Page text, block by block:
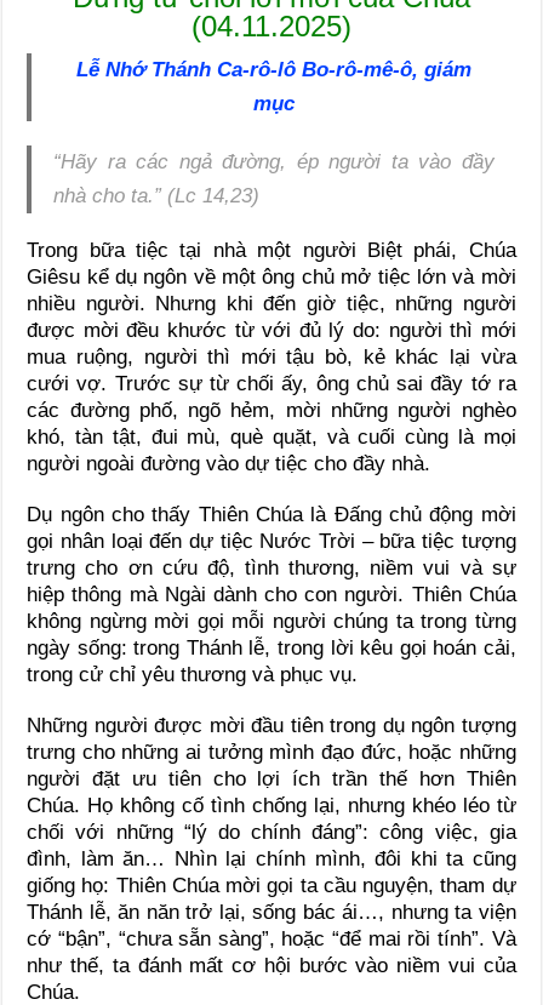
(04.11.2025)
Lễ Nhớ Thánh Ca-rô-lô Bo-rô-mê-ô, giám
mục
“Hãy ra các ngả đường, ép người ta vào đầy
nhà cho ta.” (Lc 14,23)
Trong bữa tiệc tại nhà một người Biệt phái, Chúa
Giêsu kể dụ ngôn về một ông chủ mở tiệc lớn và mời
nhiều người. Nhưng khi đến giờ tiệc, những người
được mời đều khước từ với đủ lý do: người thì mới
mua ruộng, người thì mới tậu bò, kẻ khác lại vừa
cưới vợ. Trước sự từ chối ấy, ông chủ sai đầy tớ ra
các đường phố, ngõ hẻm, mời những người nghèo
khó, tàn tật, đui mù, què quặt, và cuối cùng là mọi
người ngoài đường vào dự tiệc cho đầy nhà.
Dụ ngôn cho thấy Thiên Chúa là Đấng chủ động mời
gọi nhân loại đến dự tiệc Nước Trời – bữa tiệc tượng
trưng cho ơn cứu độ, tình thương, niềm vui và sự
hiệp thông mà Ngài dành cho con người. Thiên Chúa
không ngừng mời gọi mỗi người chúng ta trong từng
ngày sống: trong Thánh lễ, trong lời kêu gọi hoán cải,
trong cử chỉ yêu thương và phục vụ.
Những người được mời đầu tiên trong dụ ngôn tượng
trưng cho những ai tưởng mình đạo đức, hoặc những
người đặt ưu tiên cho lợi ích trần thế hơn Thiên
Chúa. Họ không cố tình chống lại, nhưng khéo léo từ
chối với những “lý do chính đáng”: công việc, gia
đình, làm ăn… Nhìn lại chính mình, đôi khi ta cũng
giống họ: Thiên Chúa mời gọi ta cầu nguyện, tham dự
Thánh lễ, ăn năn trở lại, sống bác ái…, nhưng ta viện
cớ “bận”, “chưa sẵn sàng”, hoặc “để mai rồi tính”. Và
như thế, ta đánh mất cơ hội bước vào niềm vui của
Chúa.